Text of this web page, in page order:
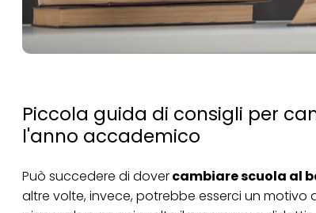
Piccola guida di consigli per
l'anno accademico
Può succedere di dovercambiare scuola al
altre volte, invece, potrebbe esserci un motivo